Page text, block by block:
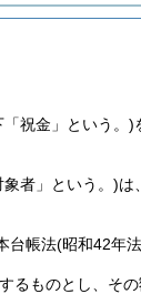
「祝金」という。)
者」という。)は
台帳法(昭和42年
るものとし、その